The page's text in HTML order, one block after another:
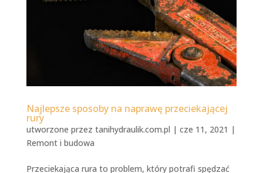
Najlepsze sposoby na naprawę przeciekającej
rury
utworzone przez tanihydraulik.com.pl | cze 11, 2021 |
Remont i budowa
Przeciekająca rura to problem, który potrafi spędzać